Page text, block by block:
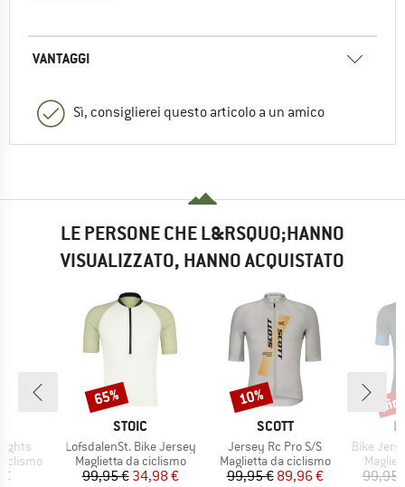
VANTAGGI
Sì, consiglierei questo articolo a un amico
LE PERSONE CHE L&RSQUO;HANNO
VISUALIZZATO, HANNO ACQUISTATO
MARCHIO
STOIC
Articolo
LofsdalenSt. Bike Jersey
Gruppo di prodotti
Maglietta da ciclismo
Prezzo
99,95 €Prezzo ridotto
34,98 €
Sconto
65%
MARCHIO
SCOTT
Articolo
Jersey Rc Pro S/S
Gruppo di prodotti
Maglietta da ciclismo
Prezzo
99,95 €Prezzo ridotto
89,96 €
Sconto
10%
Articolo
Bike Jersey
99,95